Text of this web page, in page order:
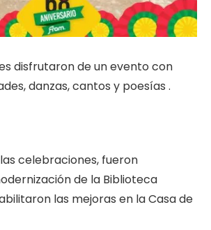
disfrutaron de un evento con
danzas, cantos y poesías .
celebraciones, fueron
de la Biblioteca
las mejoras en la Casa de